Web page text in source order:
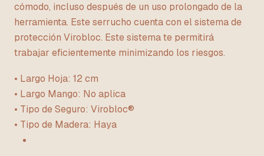
cómodo, incluso después de un uso prolongado de la
herramienta. Este serrucho cuenta con el sistema de
protección Virobloc. Este sistema te permitirá
trabajar eficientemente minimizando los riesgos.
• Largo Hoja: 12 cm
• Largo Mango: No aplica
• Tipo de Seguro: Virobloc®
• Tipo de Madera: Haya